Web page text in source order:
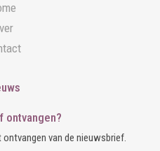
ontvangen?
van de nieuwsbrief.